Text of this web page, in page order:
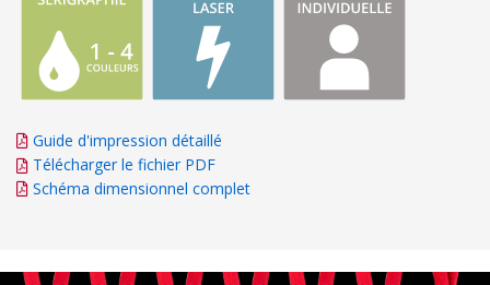
Guide d'impression détaillé
Télécharger le fichier PDF
Schéma dimensionnel complet